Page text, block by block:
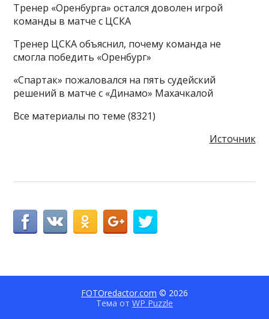
Тренер «Оренбурга» остался доволен игрой
команды в матче с ЦСКА
Тренер ЦСКА объяснил, почему команда не
смогла победить «Оренбург»
«Спартак» пожаловался на пять судейский
решений в матче с «Динамо» Махачкалой
Все материалы по теме (8321)
Источник
FOTOredactor.com © 2026
Тема от WP Puzzle